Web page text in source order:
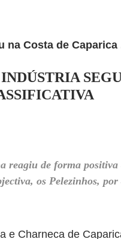
na Costa de Caparica
reagiu de forma
os Pelezinhos, por
e Charneca de C